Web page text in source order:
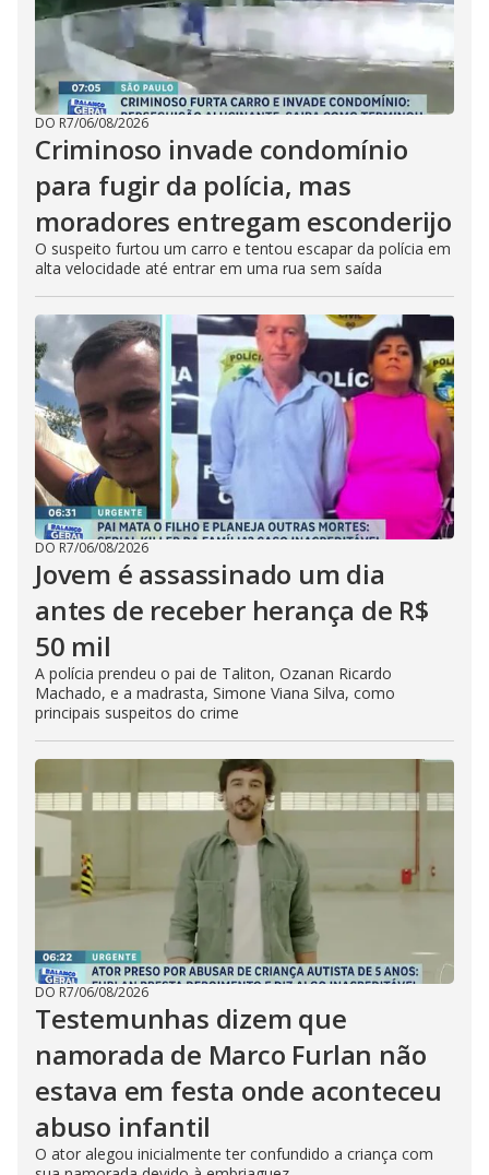
DO R7/06/08/2026
Criminoso invade condomínio
para fugir da polícia, mas
moradores entregam esconderijo
O suspeito furtou um carro e tentou escapar da polícia em
alta velocidade até entrar em uma rua sem saída
DO R7/06/08/2026
Jovem é assassinado um dia
antes de receber herança de R$
50 mil
A polícia prendeu o pai de Taliton, Ozanan Ricardo
Machado, e a madrasta, Simone Viana Silva, como
principais suspeitos do crime
DO R7/06/08/2026
Testemunhas dizem que
namorada de Marco Furlan não
estava em festa onde aconteceu
abuso infantil
O ator alegou inicialmente ter confundido a criança com